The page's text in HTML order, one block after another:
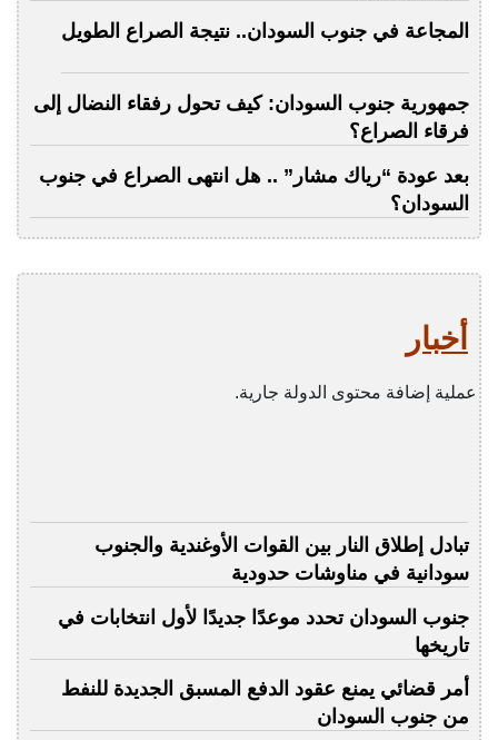
المجاعة في جنوب السودان.. نتيجة الصراع الطويل
جمهورية جنوب السودان: كيف تحول رفقاء النضال إلى
فرقاء الصراع؟
بعد عودة “رياك مشار” .. هل انتهى الصراع في جنوب
السودان؟
أخبار
عملية إضافة محتوى الدولة جارية.
تبادل إطلاق النار بين القوات الأوغندية والجنوب
سودانية في مناوشات حدودية
جنوب السودان تحدد موعدًا جديدًا لأول انتخابات في
تاريخها
أمر قضائي يمنع عقود الدفع المسبق الجديدة للنفط
من جنوب السودان